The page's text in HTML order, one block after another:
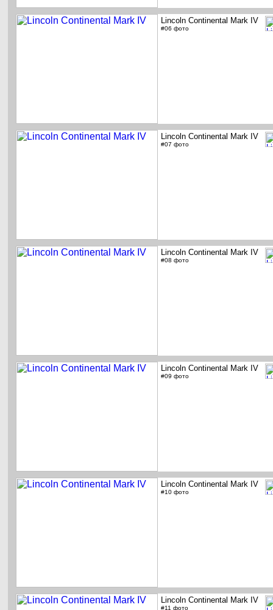
Lincoln Continental Mark IV
#06 фото
Lincoln Continental Mark IV
#07 фото
Lincoln Continental Mark IV
#08 фото
Lincoln Continental Mark IV
#09 фото
Lincoln Continental Mark IV
#10 фото
Lincoln Continental Mark IV
#11 фото